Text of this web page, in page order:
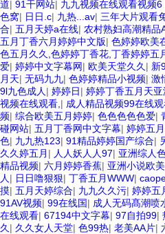
道| 91干网站| 九九视频在线观看视频6
色窝| 日日.c| 九热...av| 三年大片观看
合| 五月天婷a在线| 农村熟妇高潮精品
五月丁香六月婷婷中文版| 色婷婷欧美
色五月久久,色婷婷丁香花,丁香婷婷五
爱| 婷婷中文字幕网| 欧美天堂久久 | 新
月天| 无码九九| 色婷婷精品小视频| 激
9l九色成人 | 婷婷日| 婷婷丁香五月天亚
视频在线观看, | 成人精品视频99在线
频| 综合欧美五月婷婷| 色色色色色爱|
碰网站| 五月丁香网中文字幕| 婷婷五
色| 九九热123| 91精品婷婷国产综合|
久久婷五月 | 人人妖人人97| 亚洲综人
精品视频| 六月婷婷香蕉| 亚洲小说欧
人 | 日日噜狠狠| 丁香五月WWW|
摸| 五月天婷综合| 九九久久污| 婷婷五
91AV视频| 99在线国| 成人无码髙潮喷
在线观看| 67194中文字幕| 97自拍99|
久 | 久久女人天堂| 色99热| 老美AA片|